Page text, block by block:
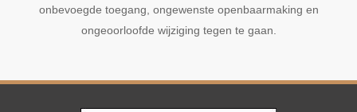
onbevoegde toegang, ongewenste openbaarmaking en
ongeoorloofde wijziging tegen te gaan.